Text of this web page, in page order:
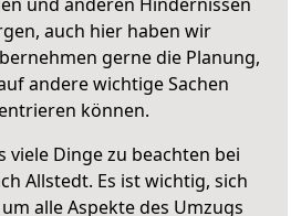
auch hier haben wir
gerne die Planung,
andere wichtige Sachen
können.
viele Dinge zu beachten bei
Allstedt. Es ist wichtig, sich
alle Aspekte des Umzugs